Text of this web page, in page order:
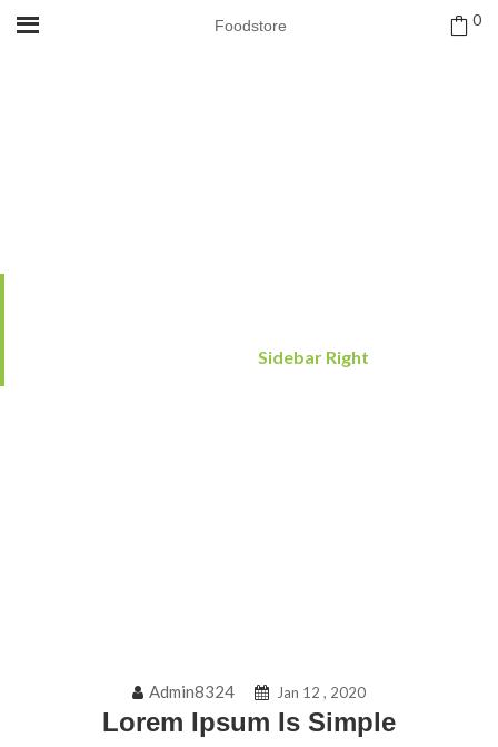
Foodstore 0
Sidebar Right
Lorem Ipsum Is Simple
Admin8324 Jan 12 , 2020